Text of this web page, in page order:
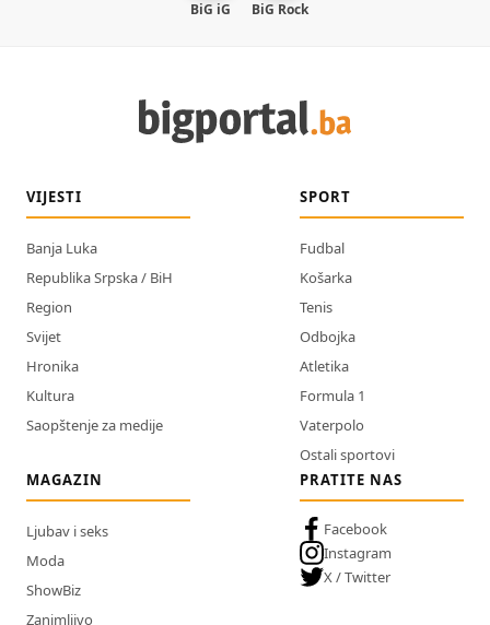
BiG iG BiG Rock
VIJESTI
Banja Luka
Republika Srpska / BiH
Region
Svijet
Hronika
Kultura
Saopštenje za medije
SPORT
Fudbal
Košarka
Tenis
Odbojka
Atletika
Formula 1
Vaterpolo
Ostali sportovi
MAGAZIN
Ljubav i seks
Moda
ShowBiz
Zanimljivo
PRATITE NAS
Facebook
Instagram
X / Twitter